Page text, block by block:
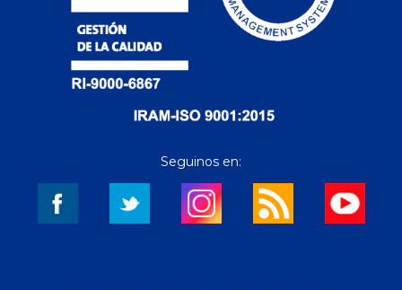
Seguinos en: